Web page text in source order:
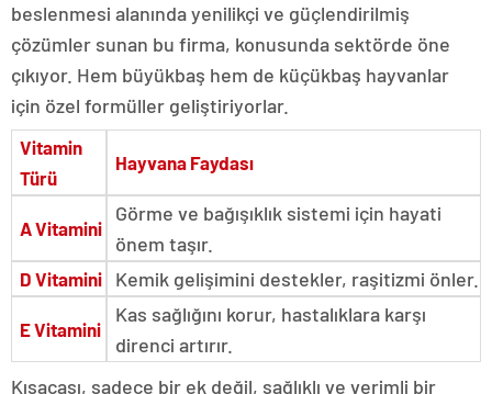
beslenmesi alanında yenilikçi ve güçlendirilmiş
çözümler sunan bu firma, konusunda sektörde öne
çıkıyor. Hem büyükbaş hem de küçükbaş hayvanlar
için özel formüller geliştiriyorlar.
Vitamin
Türü
Hayvana Faydası
A Vitamini
Görme ve bağışıklık sistemi için hayati
önem taşır.
D Vitamini Kemik gelişimini destekler, raşitizmi önler.
E Vitamini
Kas sağlığını korur, hastalıklara karşı
direnci artırır.
Kısacası, sadece bir ek değil, sağlıklı ve verimli bir